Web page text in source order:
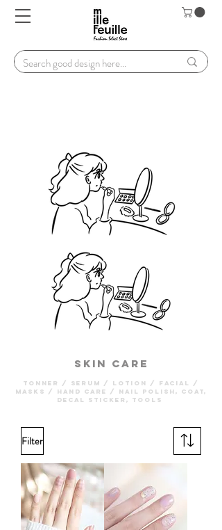
Skin care
tonner / serum / lotion / facial /
masks / hand care / nail polish, coat,
decal sticker, tools
Filter